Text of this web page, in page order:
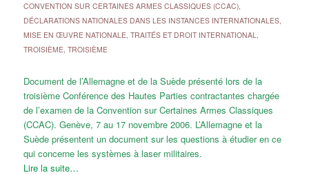
CONVENTION SUR CERTAINES ARMES CLASSIQUES (CCAC),
DÉCLARATIONS NATIONALES DANS LES INSTANCES INTERNATIONALES,
MISE EN ŒUVRE NATIONALE, TRAITÉS ET DROIT INTERNATIONAL,
TROISIÈME, TROISIÈME
Document de l’Allemagne et de la Suède présenté lors de la
troisième Conférence des Hautes Parties contractantes chargée
de l’examen de la Convention sur Certaines Armes Classiques
(CCAC). Genève, 7 au 17 novembre 2006. L’Allemagne et la
Suède présentent un document sur les questions à étudier en ce
qui concerne les systèmes à laser militaires.
Lire la suite…